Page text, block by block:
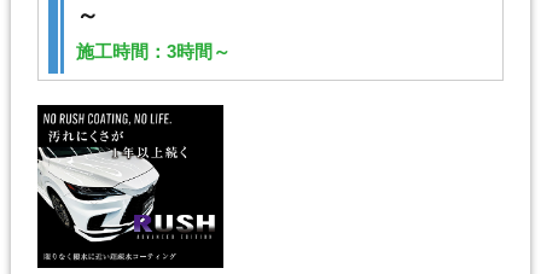
～
施工時間：3時間～